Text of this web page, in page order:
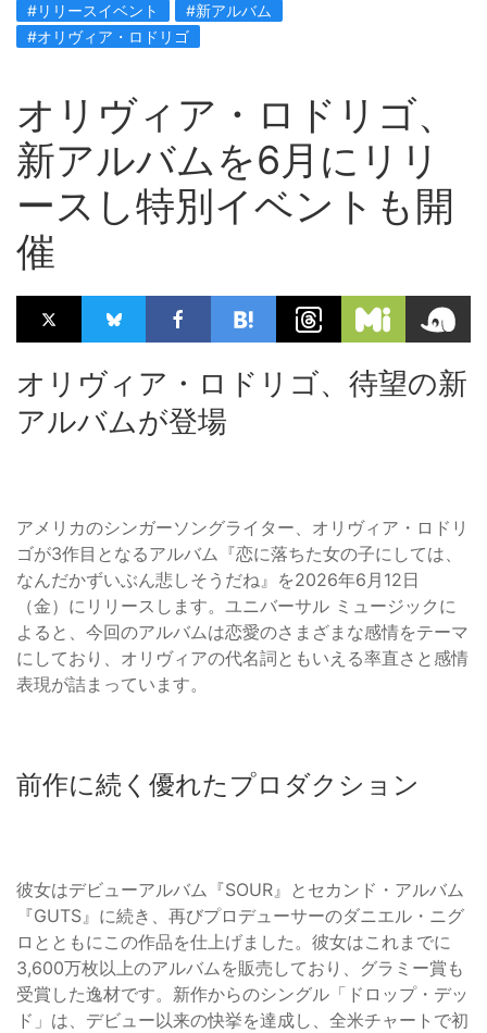
#リリースイベント
#新アルバム
#オリヴィア・ロドリゴ
オリヴィア・ロドリゴ、
新アルバムを6月にリリ
ースし特別イベントも開
催
オリヴィア・ロドリゴ、待望の新
アルバムが登場
アメリカのシンガーソングライター、オリヴィア・ロドリ
ゴが3作目となるアルバム『恋に落ちた女の子にしては、
なんだかずいぶん悲しそうだね』を2026年6月12日
（金）にリリースします。ユニバーサル ミュージックに
よると、今回のアルバムは恋愛のさまざまな感情をテーマ
にしており、オリヴィアの代名詞ともいえる率直さと感情
表現が詰まっています。
前作に続く優れたプロダクション
彼女はデビューアルバム『SOUR』とセカンド・アルバム
『GUTS』に続き、再びプロデューサーのダニエル・ニグ
ロとともにこの作品を仕上げました。彼女はこれまでに
3,600万枚以上のアルバムを販売しており、グラミー賞も
受賞した逸材です。新作からのシングル「ドロップ・デッ
ド」は、デビュー以来の快挙を達成し、全米チャートで初